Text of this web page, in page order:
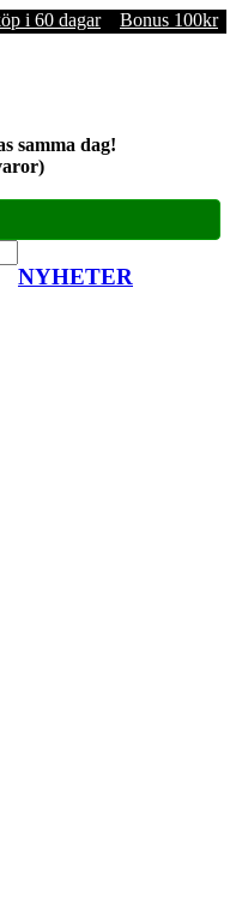
i 60 dagar Bonus 100kr
samma dag!
NYHETER